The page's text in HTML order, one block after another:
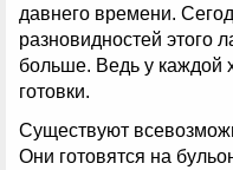
давнего времени.
разновидностей этого
больше. Ведь у каждой
готовки.
Существуют
Они готовятся на